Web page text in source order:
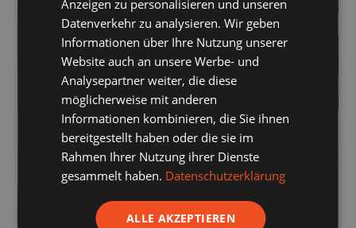
Anzeigen zu personalisieren und unseren
Datenverkehr zu analysieren. Wir geben
Informationen über Ihre Nutzung unserer
Website auch an unsere Werbe- und
Analysepartner weiter, die diese
möglicherweise mit anderen
Informationen kombinieren, die Sie ihnen
bereitgestellt haben oder die sie im
Rahmen Ihrer Nutzung ihrer Dienste
gesammelt haben. Datenschutzerklärung
ALLE AKZEPTIEREN